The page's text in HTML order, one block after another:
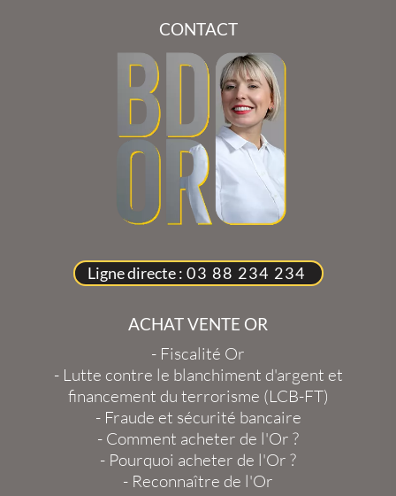
CONTACT
Ligne directe : 03 88 234 234
ACHAT VENTE OR
- Fiscalité Or
- Lutte contre le blanchiment d'argent et
financement du terrorisme (LCB-FT)
- Fraude et sécurité bancaire
- Comment acheter de l'Or ?
- Pourquoi acheter de l'Or ?
- Reconnaître de l'Or